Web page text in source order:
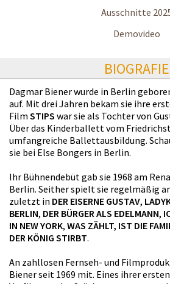
Ausschnitte
Demovideo
BIOGRAFIE
Dagmar Biener wurde in Berlin
auf. Mit drei Jahren bekam sie ihre
Film STIPS war sie als Tochter von
Über das Kinderballett vom
umfangreiche Ballettausbildung.
sie bei Else Bongers in Berlin.
Ihr Bühnendebüt gab sie 1968 am
Berlin. Seither spielt sie regelmäßig
zuletzt in DER EISERNE GUSTAV,
BERLIN, DER BÜRGER ALS EDELMANN,
IN NEW YORK, WAS ZÄHLT, IST DIE
DER KÖNIG STIRBT.
An zahllosen Fernseh- und
Biener seit 1969 mit. Eines ihrer